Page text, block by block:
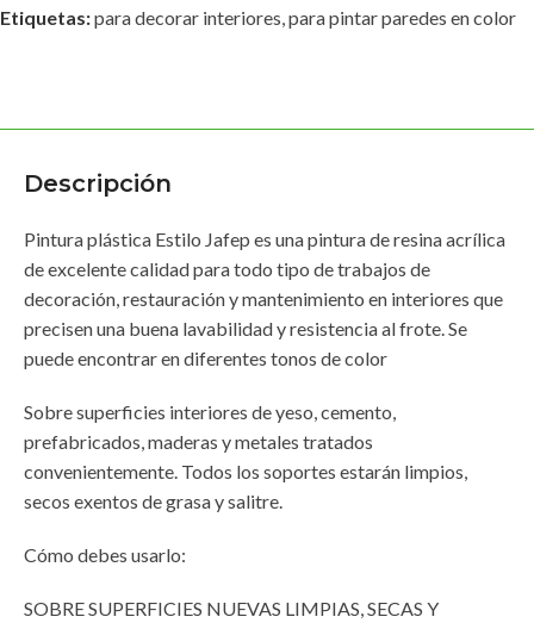
Etiquetas:para decorar interiores,para pintar paredes en color
Descripción
Pintura plástica Estilo Jafep es una pintura de resina acrílica
de excelente calidad para todo tipo de trabajos de
decoración, restauración y mantenimiento en interiores que
precisen una buena lavabilidad y resistencia al frote. Se
puede encontrar en diferentes tonos de color
Sobre superficies interiores de yeso, cemento,
prefabricados, maderas y metales tratados
convenientemente. Todos los soportes estarán limpios,
secos exentos de grasa y salitre.
Cómo debes usarlo:
SOBRE SUPERFICIES NUEVAS LIMPIAS, SECAS Y